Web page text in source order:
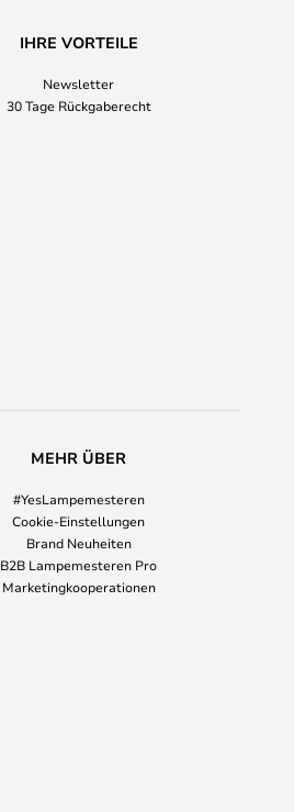
IHRE VORTEILE
Newsletter
30 Tage Rückgaberecht
MEHR ÜBER
#YesLampemesteren
Cookie-Einstellungen
Brand Neuheiten
B2B Lampemesteren Pro
Marketingkooperationen